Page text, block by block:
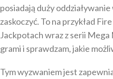
posiadają duży
zaskoczyć. To na przykład
Jackpotach wraz z serii Mega
grami i sprawdzam, jakie
Tym wyzwaniem jest